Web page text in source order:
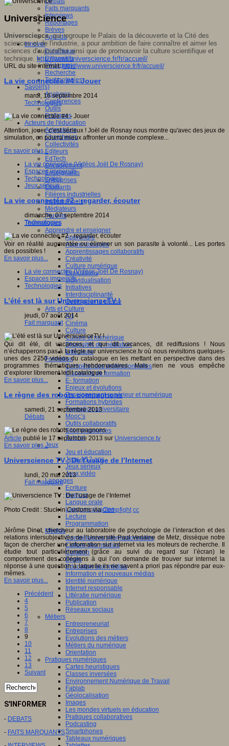
Faits marquants
Interviews
Reportages
Brèves
Agenda
Innover
Didactique
Dispositifs
Pédagogie
Recherche
Technologies
Savoir(s)
Analyses
Conférences
Outils
Pratiques
Acteurs de l'éducation
Animateurs
Chercheurs
Collectivités
Editeurs
EdTech
Encadrement
Enseignants
Entreprises
Etudiants
Filières industrielles
Institutionnels
Médiateurs
Parents
Thématiques
Apprendre et enseigner
Apprendre
Apprentissages
Apprentissages collaboratifs
Créativité
Culture numérique
Evaluations
Individualisation
Initiatives
Interdisciplinarité
Outils pour la classe
Arts et Culture
Art
Cinéma
Culture
Culture et numérique
Dispositifs de médiation
Littérature
Formation
Compétences professionnelles
Dispositifs de formation
E- formation
Enjeux et évolutions
Enseignement supérieur et numérique
Formations hybrides
Formation universitaire
Mooc’s
Outils collaboratifs
Sites ressources
Tutorat
Jeux
Jeu et éducation
Jeux 4/12 ans
Jeux sérieux
Jeux vidéo
Langages
Ecriture
Humour
Langue orale
Langues vivantes
Lecture
Programmation
Médias
Compétences informationnelles
Culture des médias
Curation
Droits
Education aux médias
Information et nouveaux médias
Identité numérique
Internet responsable
Littératie numérique
Publication
Réseaux sociaux
Métiers
Entrepreneuriat
Entreprises
Evolutions des métiers
Métiers du numérique
Orientation
Pratiques numériques
Cartes heuristiques
Classes inversées
Environnement Numérique de Travail
Fablab
Géolocalisation
Images
Les mondes virtuels en éducation
Pratiques collaboratives
Podcasting
Smartphones
Tableaux numériques
Universcience
Universcience, qui regroupe le Palais de la découverte et la Cité des
sciences et de l'industrie, a pour ambition de faire connaître et aimer les
sciences d'aujourd'hui ainsi que de promouvoir la culture scientifique et
technique.
http://www.universcience.fr/fr/accueil/
URL du site internet:http://www.universcience.fr/fr/accueil/
La vie connectée #4 - Jouer
mardi, 16 septembre 2014
Technologies
Attention, jouer, c’est sérieux ! Joël de Rosnay nous montre qu'avec des jeux de
simulation, on pourra mieux affronter un monde complexe...
En savoir plus...
La vie connectée (Vidéos Joël De Rosnay)
Espaces immersifs
Technologies
Jeux sérieux
La vie connectée #2 - regarder, écouter
dimanche, 07 septembre 2014
Technologies
Voir en réalité augmentée ou éliminer un son parasite à volonté... Les portes
des possibles !
En savoir plus...
La vie connectée (Vidéos Joël De Rosnay)
Espaces immersifs
Technologies
L’été est là sur UniverscienceTV !
jeudi, 07 août 2014
Fait marquant
Qui dit été, dit vacances, et qui dit vacances, dit rediffusions ! Nous
n’échapperons pas à la règle sur universcience.tv où nous revisitons quelques-
unes des 2750 vidéos du catalogue en les mettant en perspective dans des
programmes thématiques hebdomadaires. Mais rien ne vous empêche
d’explorer librement ledit catalogue !
En savoir plus...
Le règne des robots compagnons
samedi, 21 septembre 2013
Débats
Article publié le 17 septembre 2013 sur Universcience.tv
En savoir plus...
Universcience TV : De l’usage de l’Internet
lundi, 20 mai 2013
Fait marquant
Photo Credit : Stuck in Customs viaCompfight cc
Jérôme Dinet, chercheur au laboratoire de psychologie de l’interaction et des
relations intersubjectives de l’Université Paul Verlaine de Metz, dissèque notre
façon de chercher une information sur internet via les moteurs de recherche. Il
étudie tout particulièrement (grâce au suivi du regard sur l’écran) le
comportement des collégiens à qui l’on demande de trouver sur internet la
réponse à une question à laquelle ils ne savent a priori pas répondre par eux-
mêmes.
En savoir plus...
Précédent
4
5
6
7
8
9
10
11
12
13
Suivant
S'INFORMER
- DEBATS
- FAITS MARQUANTS